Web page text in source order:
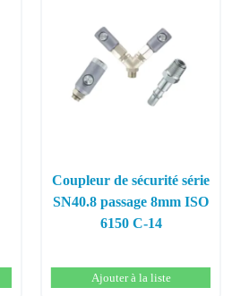
Coupleur de sécurité série
SN40.8 passage 8mm ISO
6150 C-14
Ajouter à la liste